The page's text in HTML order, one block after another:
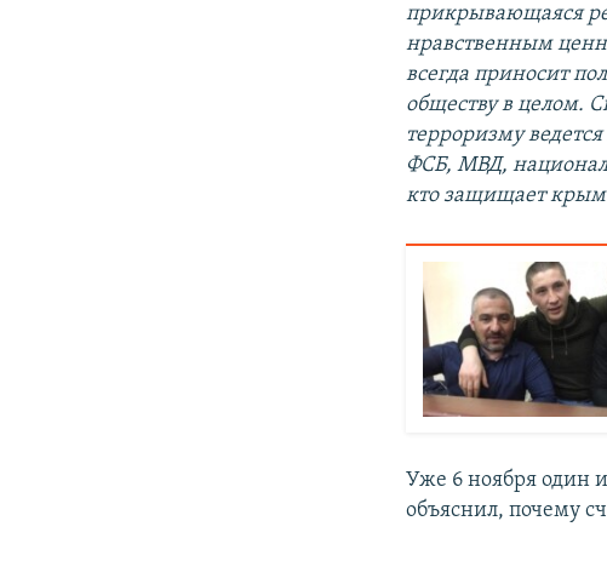
прикрывающаяся
нравственным
всегда приносит
обществу в целом.
терроризму
ФСБ, МВД,
кто защищает
Уже 6 ноября один
объяснил, почему